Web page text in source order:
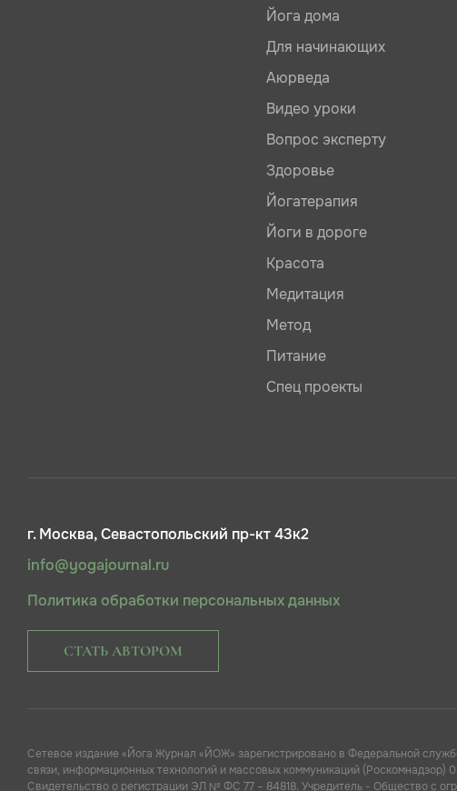
Йога дома
Для начинающих
Аюрведа
Видео уроки
Вопрос эксперту
Здоровье
Йогатерапия
Йоги в дороге
Красота
Медитация
Метод
Питание
Спец проекты
г. Москва, Севастопольский пр-кт 43к2
info@yogajournal.ru
Политика обработки персональных данных
СТАТЬ АВТОРОМ
Сетевое издание «Йога Журнал «ЙОЖ» зарегистрировано в Федеральной
связи, информационных технологий и массовых коммуникаций (Роскомнадзор)
Свидетельство о регистрации ЭЛ № ФС 77 – 84818. Учредитель - Общество с